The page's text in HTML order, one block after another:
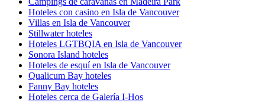
Hoteles con casino en Isla de Vancouver
Villas en Isla de Vancouver
Stillwater hoteles
Hoteles LGTBQIA en Isla de Vancouver
Sonora Island hoteles
Hoteles de esquí en Isla de Vancouver
Qualicum Bay hoteles
Fanny Bay hoteles
Hoteles cerca de Galería I-Hos